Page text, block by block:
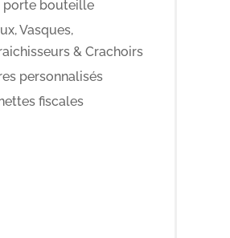
porte bouteille
Vasques,
& Crachoirs
personnalisés
fiscales